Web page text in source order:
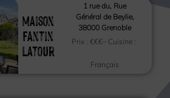
Maison
Fantin
Latour
1 rue du, Rue
Général de Beylie,
38000 Grenoble
Prix :€€€– Cuisine :
Français